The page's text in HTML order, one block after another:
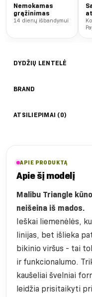
Nemokamas
grąžinimas
14 dienų išbandymui
DYDŽIŲ LENTELĖ
BRAND
ATSILIEPIMAI (0)
APIE PRODUKTĄ
Apie šį modelį
Malibu Triangle
neišeina iš mados.
Ieškai liemenėlės,
linijas, bet išlieka
bikinio viršus - tai
ir funkcionalumo.
kaušeliai švelniai
leidžia prisitaikyti